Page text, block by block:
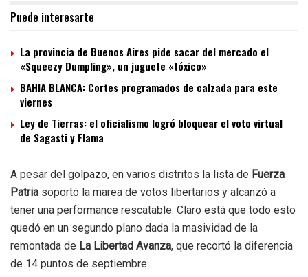
Puede interesarte
La provincia de Buenos Aires pide sacar del mercado el
«Squeezy Dumpling», un juguete «tóxico»
BAHIA BLANCA: Cortes programados de calzada para este
viernes
Ley de Tierras: el oficialismo logró bloquear el voto virtual
de Sagasti y Flama
A pesar del golpazo, en varios distritos la lista de Fuerza
Patria soportó la marea de votos libertarios y alcanzó a
tener una performance rescatable. Claro está que todo esto
quedó en un segundo plano dada la masividad de la
remontada de La Libertad Avanza, que recortó la diferencia
de 14 puntos de septiembre.